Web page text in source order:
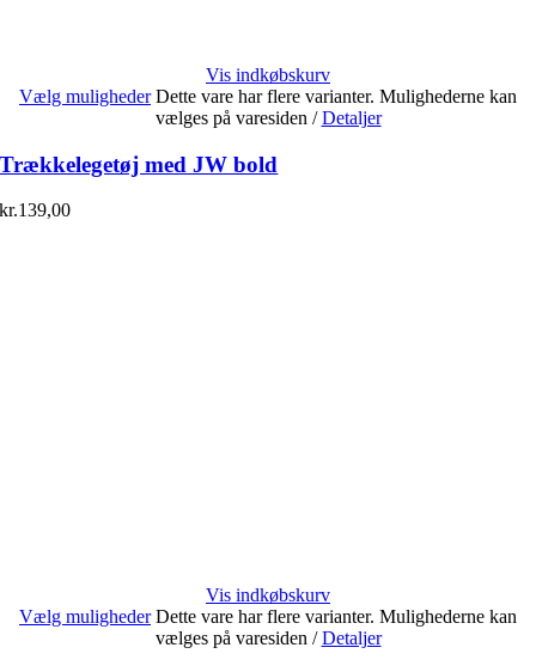
Vis indkøbskurv
Vælg muligheder Dette vare har flere varianter. Mulighederne kan
vælges på varesiden / Detaljer
Trækkelegetøj med JW bold
kr.139,00
Vis indkøbskurv
Vælg muligheder Dette vare har flere varianter. Mulighederne kan
vælges på varesiden / Detaljer